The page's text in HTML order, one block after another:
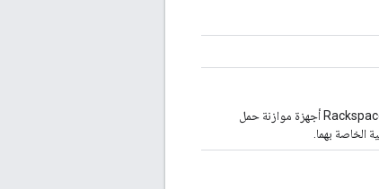
على سبيل المثال، يوفّر كل من Amazon وRackspace أجهزة موازنة حمل